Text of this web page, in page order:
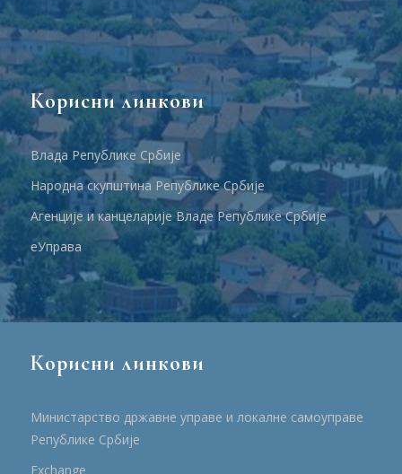
Корисни линкови
Влада Републике Србије
Народна скупштина Републике Србије
Агенције и канцеларије Владе Републике Србије
еУправа
Корисни линкови
Министарство државне управе и локалне самоуправе
Републике Србије
Еxchange